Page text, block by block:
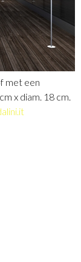
met een
x diam. 18 cm.